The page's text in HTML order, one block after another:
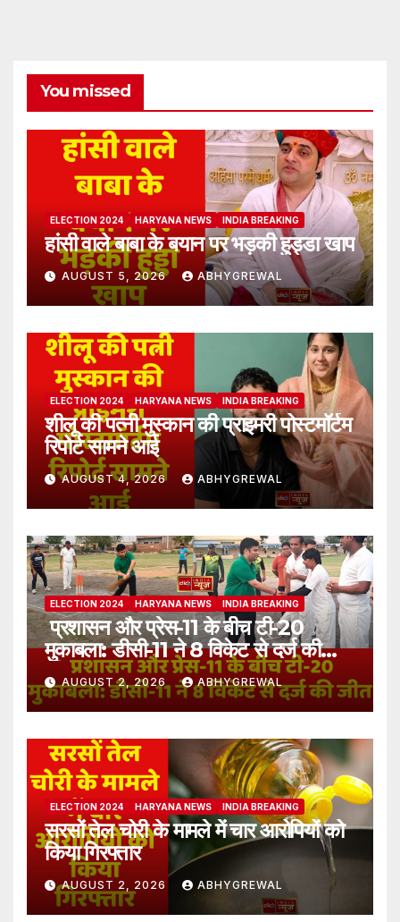
You missed
ELECTION 2024 HARYANA NEWS INDIA BREAKING
हांसी वाले बाबा के बयान पर भड़की हुड्डा खाप
AUGUST 5, 2026 ABHYGREWAL
ELECTION 2024 HARYANA NEWS INDIA BREAKING
शीलू की पत्नी मुस्कान की प्राइमरी पोस्टमॉर्टम
रिपोर्ट सामने आई
AUGUST 4, 2026 ABHYGREWAL
ELECTION 2024 HARYANA NEWS INDIA BREAKING
प्रशासन और प्रेस-11 के बीच टी-20
मुकाबला: डीसी-11 ने 8 विकेट से दर्ज की
जीतAUGUST 2, 2026 ABHYGREWAL
ELECTION 2024 HARYANA NEWS INDIA BREAKING
सरसों तेल चोरी के मामले में चार आरोपियों को
किया गिरफ्तार
AUGUST 2, 2026 ABHYGREWAL